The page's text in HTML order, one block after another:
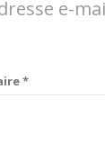
e-
*